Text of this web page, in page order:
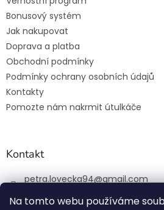
Na tomto webu používáme
Bonusový systém
Jak nakupovat
Doprava a platba
Obchodní podmínky
Podmínky ochrany osobních údajů
Kontakty
Pomozte nám nakrmit útulkáče
Kontakt
petra.lovecka94@gmail.com
+420 774 131 648